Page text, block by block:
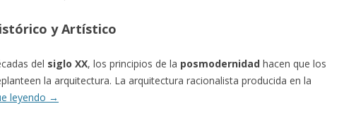
y Artístico
del siglo XX, los principios de la posmodernidad hacen que los
la arquitectura. La arquitectura racionalista producida en la
leyendo →